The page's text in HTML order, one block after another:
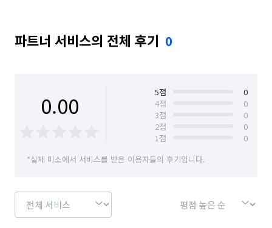
파트너 서비스의 전체 후기 0
0.00 5점
0
4점
0
3점
0
2점
0
1점
0
*실제 미소에서 서비스를 받은 이용자들의 후기입니다.